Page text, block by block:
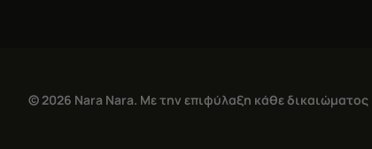
© 2026 Nara Nara. Με την επιφύλαξη κάθε δικαιώματος